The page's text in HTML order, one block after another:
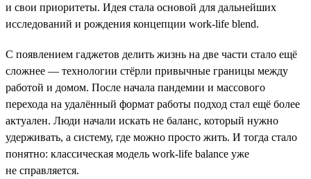
и свои приоритеты. Идея стала основой для дальнейших
исследований и рождения концепции work-life blend.
С появлением гаджетов делить жизнь на две части стало ещё
сложнее — технологии стёрли привычные границы между
работой и домом. После начала пандемии и массового
перехода на удалённый формат работы подход стал ещё более
актуален. Люди начали искать не баланс, который нужно
удерживать, а систему, где можно просто жить. И тогда стало
понятно: классическая модель work-life balance уже
не справляется.